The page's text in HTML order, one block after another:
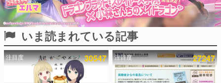
ピックアップ
電ファミのいま読まれている記事ランキング
いま読まれている記事
注目度 30547 注目度 27247